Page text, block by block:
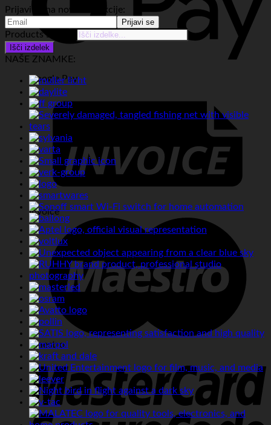
Google Pay
Invoice
Maestro
Prijavi se na novice in akcije:
Products search
Išči izdelek
NAŠE ZNAMKE: